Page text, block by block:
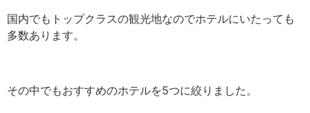
国内でもトップクラスの観光地なのでホテルにいたっても
多数あります。
その中でもおすすめのホテルを5つに絞りました。